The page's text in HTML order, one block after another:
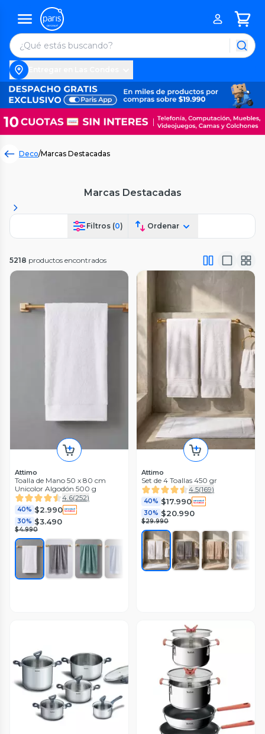
Deco/Marcas Destacadas
Marcas Destacadas
Filtros (0) Ordenar
5218 productos encontrados
Attimo
Toalla de Mano 50 x 80 cm
Unicolor Algodón 500 g
4.6(252)
40% $2.990
30% $3.490
$4.990
Attimo
Set de 4 Toallas 450 gr
4.5(169)
40% $17.990
30% $20.990
$29.990